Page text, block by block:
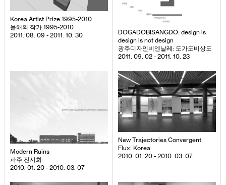
Korea Artist Prize 1995-2010
올해의 작가 1995-2010
2011. 08. 09 - 2011. 10. 30
DOGADOBISANGDO: design is
design is not design
광주디자인비엔날레: 도가도비상도
2011. 09. 02 - 2011. 10. 23
Modern Ruins
파주 전시회
2010. 01. 20 - 2010. 03. 07
New Trajectories Convergent
Flux: Korea
2010. 01. 20 - 2010. 03. 07